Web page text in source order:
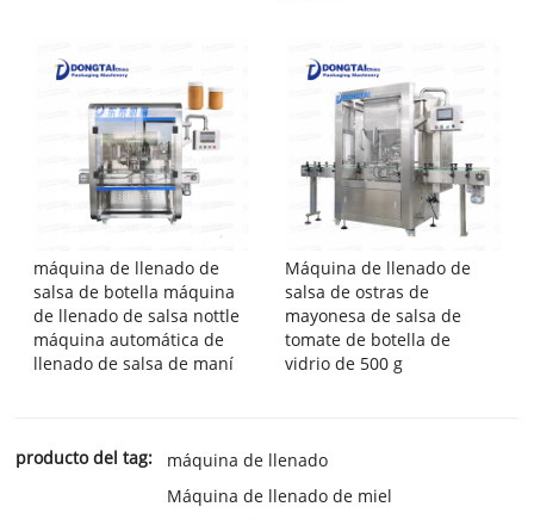
máquina de llenado de
salsa de botella máquina
de llenado de salsa nottle
máquina automática de
llenado de salsa de maní
Máquina de llenado de
salsa de ostras de
mayonesa de salsa de
tomate de botella de
vidrio de 500 g
producto del tag:
máquina de llenado
Máquina de llenado de miel